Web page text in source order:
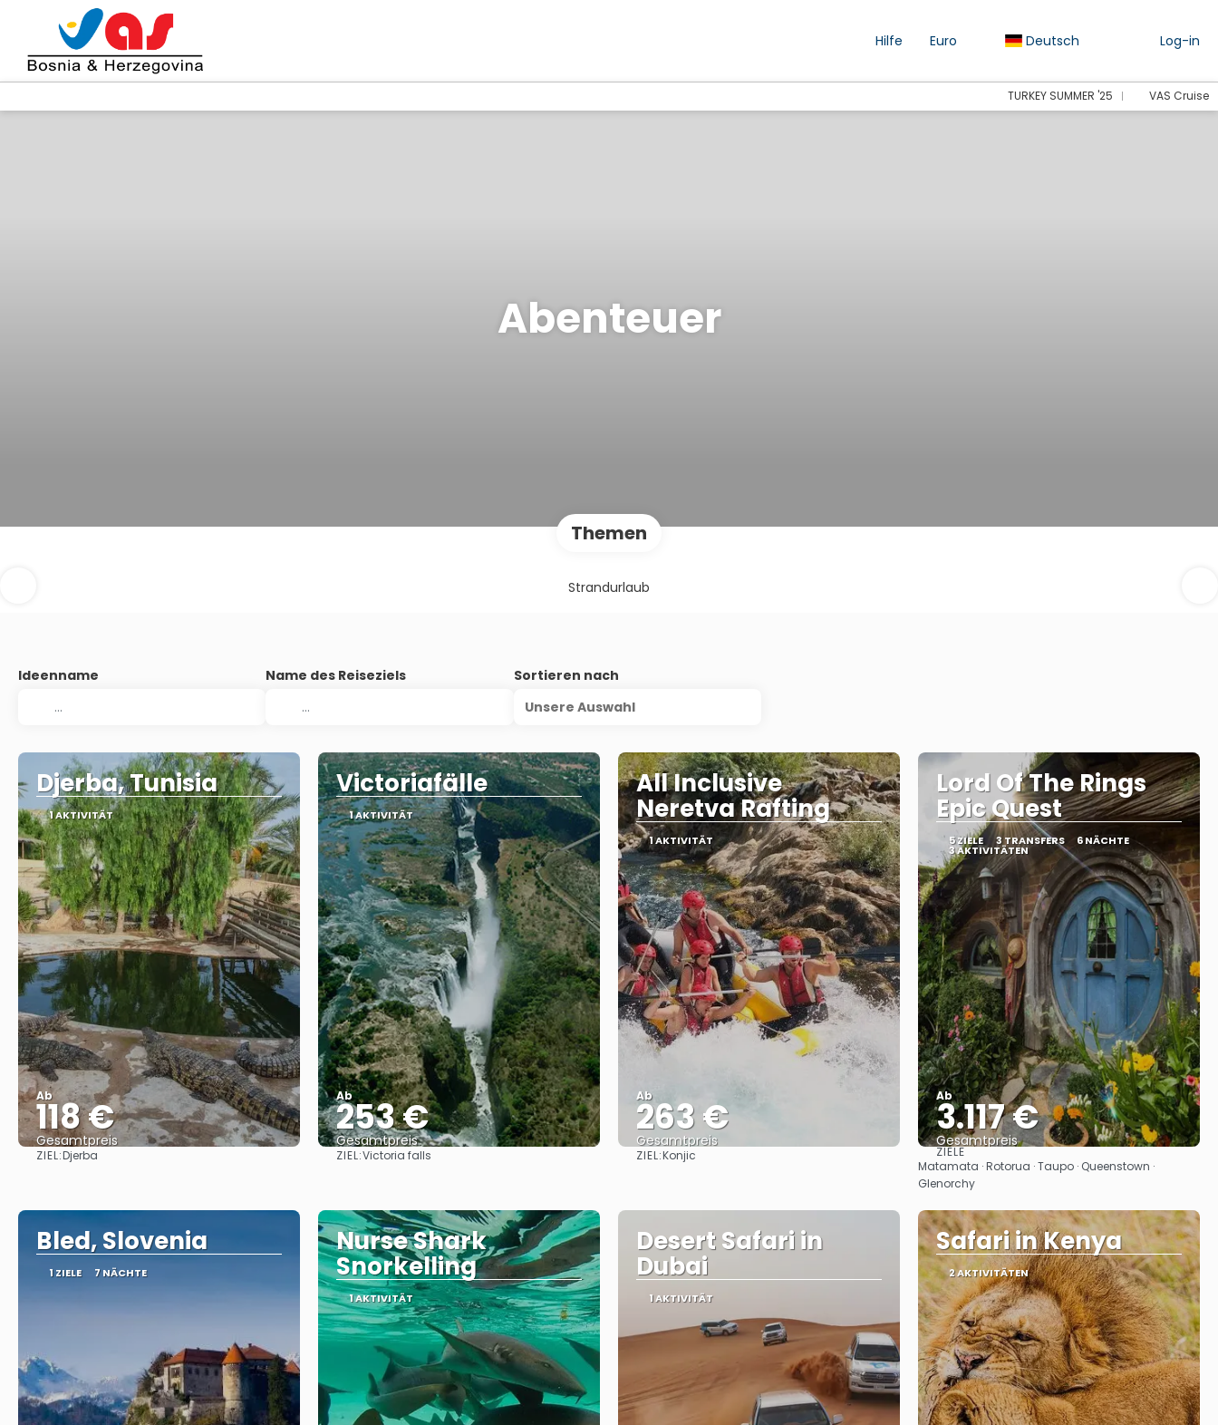
Hilfe Euro Deutsch Log-in
TURKEY SUMMER '25 VAS Cruise
Abenteuer
Themen
Strandurlaub
Ideenname Name des Reiseziels
Sortieren nach
Unsere Auswahl
Djerba, Tunisia
1 AKTIVITÄT
Ab
118 €
Gesamtpreis
ZIEL:Djerba
Victoriafälle
1 AKTIVITÄT
Ab
253 €
Gesamtpreis
Reise ansehen
ZIEL:Victoria falls
All Inclusive
Neretva Rafting
1 AKTIVITÄT
Ab
263 €
Gesamtpreis
ZIEL:Konjic
Lord Of The Rings
Epic Quest
5 ZIELE 3 TRANSFERS 6 NÄCHTE
3 AKTIVITÄTEN
Ab
3.117 €
Gesamtpreis
Reise ansehen
ZIELE
Matamata · Rotorua · Taupo · Queenstown ·
Glenorchy
Bled, Slovenia
1 ZIELE 7 NÄCHTE
Nurse Shark
Snorkelling
1 AKTIVITÄT
Desert Safari in
Dubai
1 AKTIVITÄT
Safari in Kenya
2 AKTIVITÄTEN